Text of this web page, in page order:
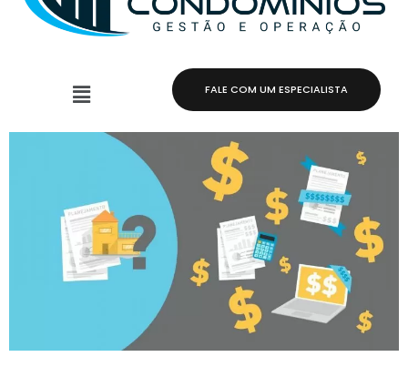
FALE COM UM ESPECIALISTA